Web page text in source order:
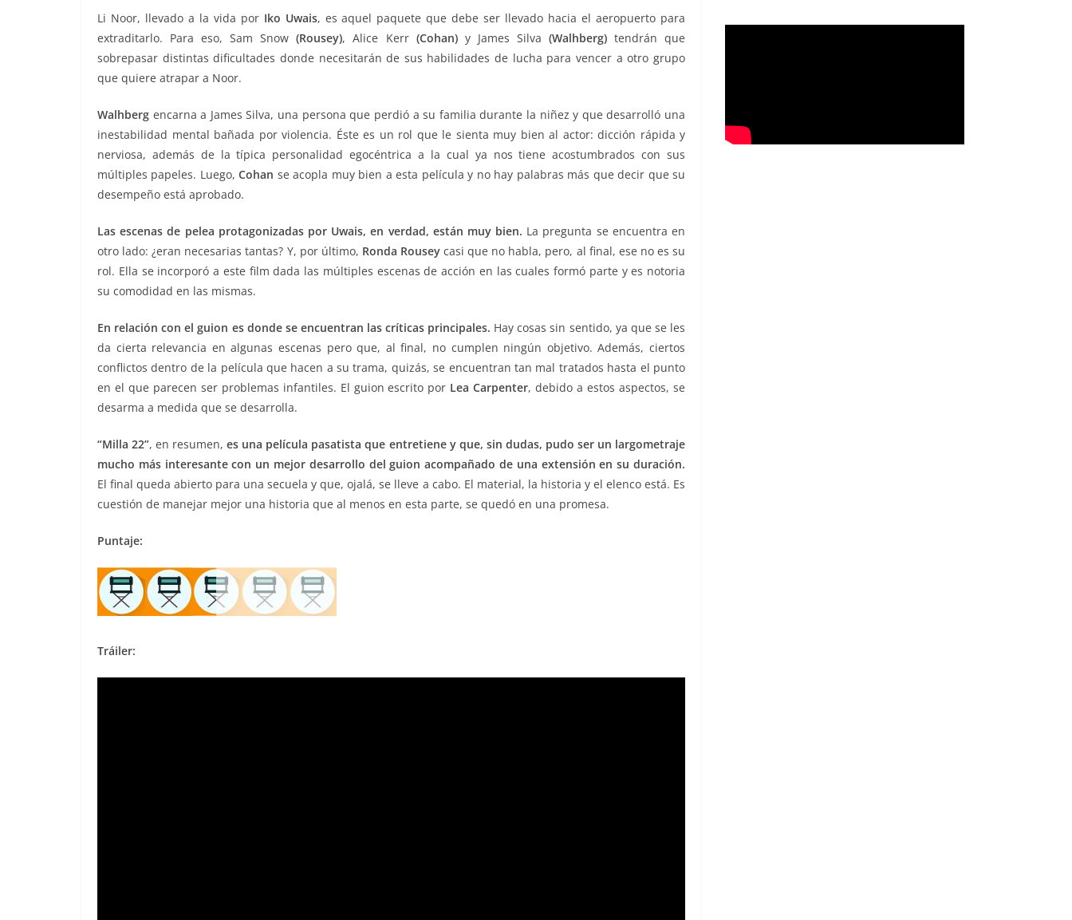
Li Noor, llevado a la vida por Iko Uwais, es aquel paquete que debe ser llevado hacia el aeropuerto para
extraditarlo. Para eso, Sam Snow(Rousey), Alice Kerr (Cohan) y James Silva (Walhberg)tendrán que
sobrepasar distintas dificultades donde necesitarán de sus habilidades de lucha para vencer a otro grupo
que quiere atrapar a Noor.
Walhberg encarna a James Silva, una persona que perdió a su familia durante la niñez y que desarrolló una
inestabilidad mental bañada por violencia. Éste es un rol que le sienta muy bien al actor: dicción rápida y
nerviosa, además de la típica personalidad egocéntrica a la cual ya nos tiene acostumbrados con sus
múltiples papeles. Luego,Cohan se acopla muy bien a esta película y no hay palabras más que decir que su
desempeño está aprobado.
Las escenas de pelea protagonizadas por Uwais, en verdad, están muy bien. La pregunta se encuentra en
otro lado: ¿eran necesarias tantas? Y, por último, Ronda Rouseycasi que no habla, pero, al final, ese no es su
rol. Ella se incorporó a este film dada las múltiples escenas de acción en las cuales formó parte y es notoria
su comodidad en las mismas.
En relación con el guion es donde se encuentran las críticas principales. Hay cosas sin sentido, ya que se les
da cierta relevancia en algunas escenas pero que, al final, no cumplen ningún objetivo. Además, ciertos
conflictos dentro de la película que hacen a su trama, quizás, se encuentran tan mal tratados hasta el punto
en el que parecen ser problemas infantiles. El guion escrito por Lea Carpenter, debido a estos aspectos, se
desarma a medida que se desarrolla.
“Milla 22”, en resumen,es una película pasatista que entretiene y que, sin dudas, pudo ser un largometraje
mucho más interesante con un mejor desarrollo del guion acompañado de una extensión en su duración.
El final queda abierto para una secuela y que, ojalá, se lleve a cabo. El material, la historia y el elenco está. Es
cuestión de manejar mejor una historia que al menos en esta parte, se quedó en una promesa.
Puntaje:
Tráiler: